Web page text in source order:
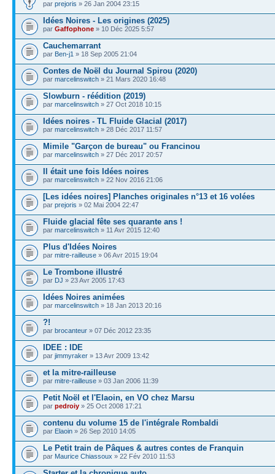
par prejoris » 26 Jan 2004 23:15
Idées Noires - Les origines (2025)
par Gaffophone » 10 Déc 2025 5:57
Cauchemarrant
par Ben-j1 » 18 Sep 2005 21:04
Contes de Noël du Journal Spirou (2020)
par marcelinswitch » 21 Mars 2020 16:48
Slowburn - réédition (2019)
par marcelinswitch » 27 Oct 2018 10:15
Idées noires - TL Fluide Glacial (2017)
par marcelinswitch » 28 Déc 2017 11:57
Mimile "Garçon de bureau" ou Francinou
par marcelinswitch » 27 Déc 2017 20:57
Il était une fois Idées noires
par marcelinswitch » 22 Nov 2016 21:06
[Les idées noires] Planches originales n°13 et 16 volées
par prejoris » 02 Mai 2004 22:47
Fluide glacial fête ses quarante ans !
par marcelinswitch » 11 Avr 2015 12:40
Plus d'Idées Noires
par mitre-railleuse » 06 Avr 2015 19:04
Le Trombone illustré
par DJ » 23 Avr 2005 17:43
Idées Noires animées
par marcelinswitch » 18 Jan 2013 20:16
?!
par brocanteur » 07 Déc 2012 23:35
IDEE : IDE
par jimmyraker » 13 Avr 2009 13:42
et la mitre-railleuse
par mitre-railleuse » 03 Jan 2006 11:39
Petit Noël et l'Elaoin, en VO chez Marsu
par pedroiy » 25 Oct 2008 17:21
contenu du volume 15 de l'intégrale Rombaldi
par Elaoin » 26 Sep 2010 14:05
Le Petit train de Pâques & autres contes de Franquin
par Maurice Chiassoux » 22 Fév 2010 11:53